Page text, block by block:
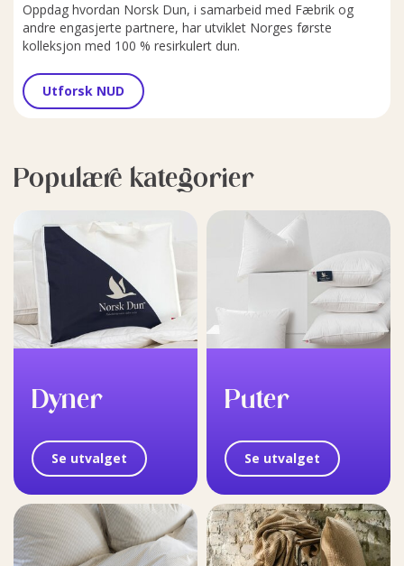
Oppdag hvordan Norsk Dun, i samarbeid med Fæbrik og
andre engasjerte partnere, har utviklet Norges første
kolleksjon med 100 % resirkulert dun.
Utforsk NUD
Populære kategorier
Dyner
Se utvalget
Puter
Se utvalget